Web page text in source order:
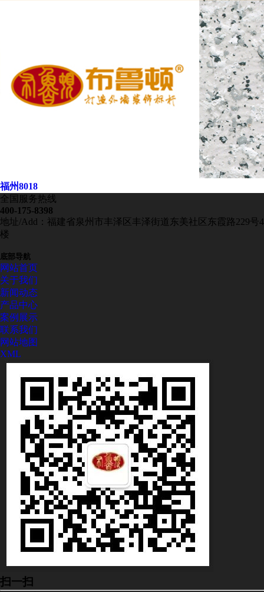
福州8018
全国服务热线
400-175-8398
地址/Add：福建省泉州市丰泽区丰泽街道东美社区东霞路229号4
楼
底部导航
网站首页
关于我们
新闻动态
产品中心
案例展示
联系我们
网站地图
XML
扫一扫